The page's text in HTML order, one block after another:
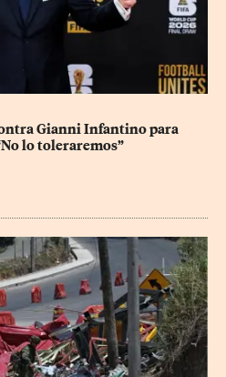
Gianni Infantino para
lo toleraremos”